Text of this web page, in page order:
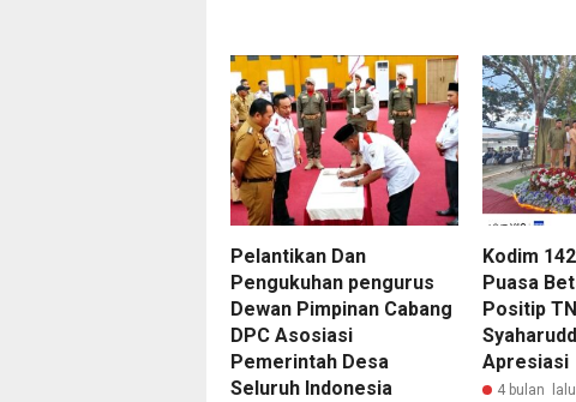
Pelantikan Dan
Pengukuhan pengurus
Dewan Pimpinan Cabang
DPC Asosiasi
Pemerintah Desa
Seluruh Indonesia
Kodim
Puasa
Positip
Apresiasi
4 bulan lalu